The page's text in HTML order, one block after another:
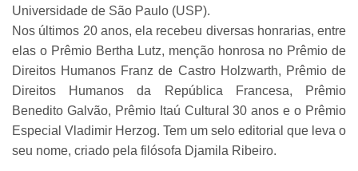
Universidade de São Paulo (USP).
Nos últimos 20 anos, ela recebeu diversas honrarias, entre
elas o Prêmio Bertha Lutz, menção honrosa no Prêmio de
Direitos Humanos Franz de Castro Holzwarth, Prêmio de
Direitos Humanos da República Francesa, Prêmio
Benedito Galvão, Prêmio Itaú Cultural 30 anos e o Prêmio
Especial Vladimir Herzog. Tem um selo editorial que leva o
seu nome, criado pela filósofa Djamila Ribeiro.